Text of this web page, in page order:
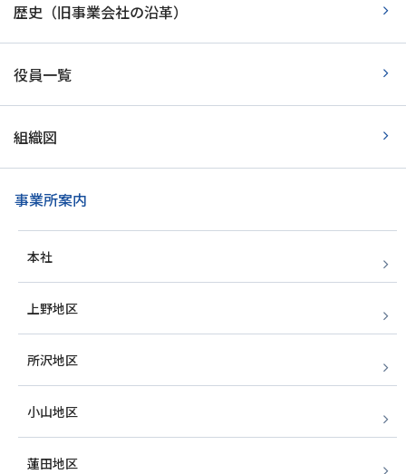
歴史（旧事業会社の沿革）
役員一覧
組織図
事業所案内
本社
上野地区
所沢地区
小山地区
蓮田地区